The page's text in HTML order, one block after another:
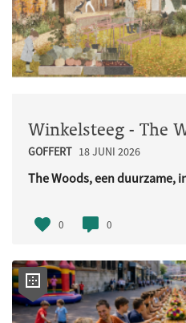
Winkelsteeg - The
GOFFERT 18 JUNI 2026
The Woods, een duurzame,
0 0